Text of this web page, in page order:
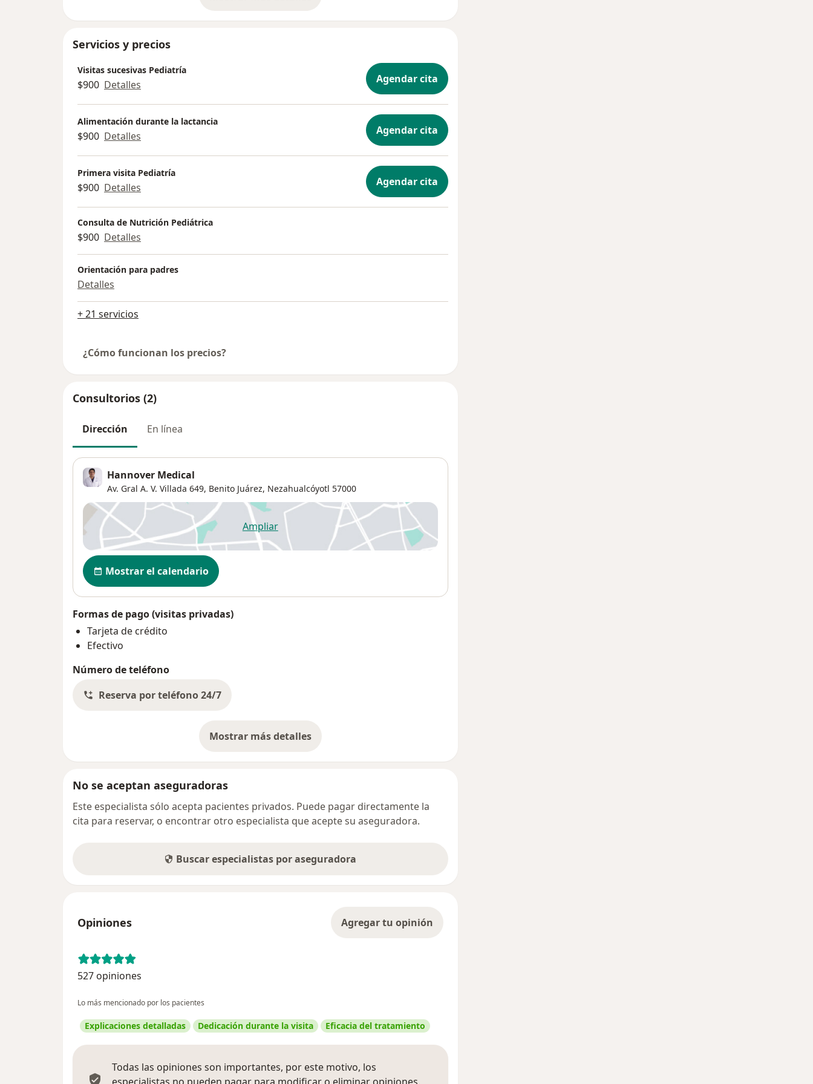
Servicios y precios
Visitas sucesivas Pediatría
$900 Detalles Agendar cita
Alimentación durante la lactancia
$900 Detalles Agendar cita
Primera visita Pediatría
$900 Detalles Agendar cita
Consulta de Nutrición Pediátrica
$900 Detalles
Orientación para padres
Detalles
+ 21 servicios
¿Cómo funcionan los precios?
Consultorios (2)
Dirección En línea
Hannover Medical
Av. Gral A. V. Villada 649, Benito Juárez, Nezahualcóyotl 57000
Ampliarse abre en una nueva pestaña
Disponibilidad
Mostrar el calendario
Formas de pago (visitas privadas)
Tarjeta de crédito
Efectivo
Número de teléfono
Reserva por teléfono 24/7
Mostrar más detalles
sobre la dirección
No se aceptan aseguradoras
Este especialista sólo acepta pacientes privados. Puede pagar directamente la
cita para reservar, o encontrar otro especialista que acepte su aseguradora.
Buscar especialistas por aseguradora
Opiniones Agregar tu opinión
527 opiniones
Lo más mencionado por los pacientes
Explicaciones detalladas Dedicación durante la visita Eficacia del tratamiento
Todas las opiniones son importantes, por este motivo, los